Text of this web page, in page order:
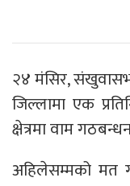
२४ मंसिर,
जिल्लामा एक
क्षेत्रमा वाम
अहिलेसम्मको मत